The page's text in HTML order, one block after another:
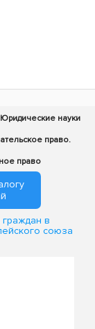
Юридические науки
право.
право
граждан в
союза